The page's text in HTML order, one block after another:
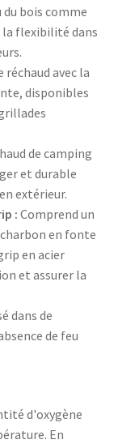
bois comme
la flexibilité dans
réchaud avec la
disponibles
de camping
et durable
extérieur.
: Comprend un
en fonte
en acier
et assurer la
dans de
de feu
d'oxygène
En